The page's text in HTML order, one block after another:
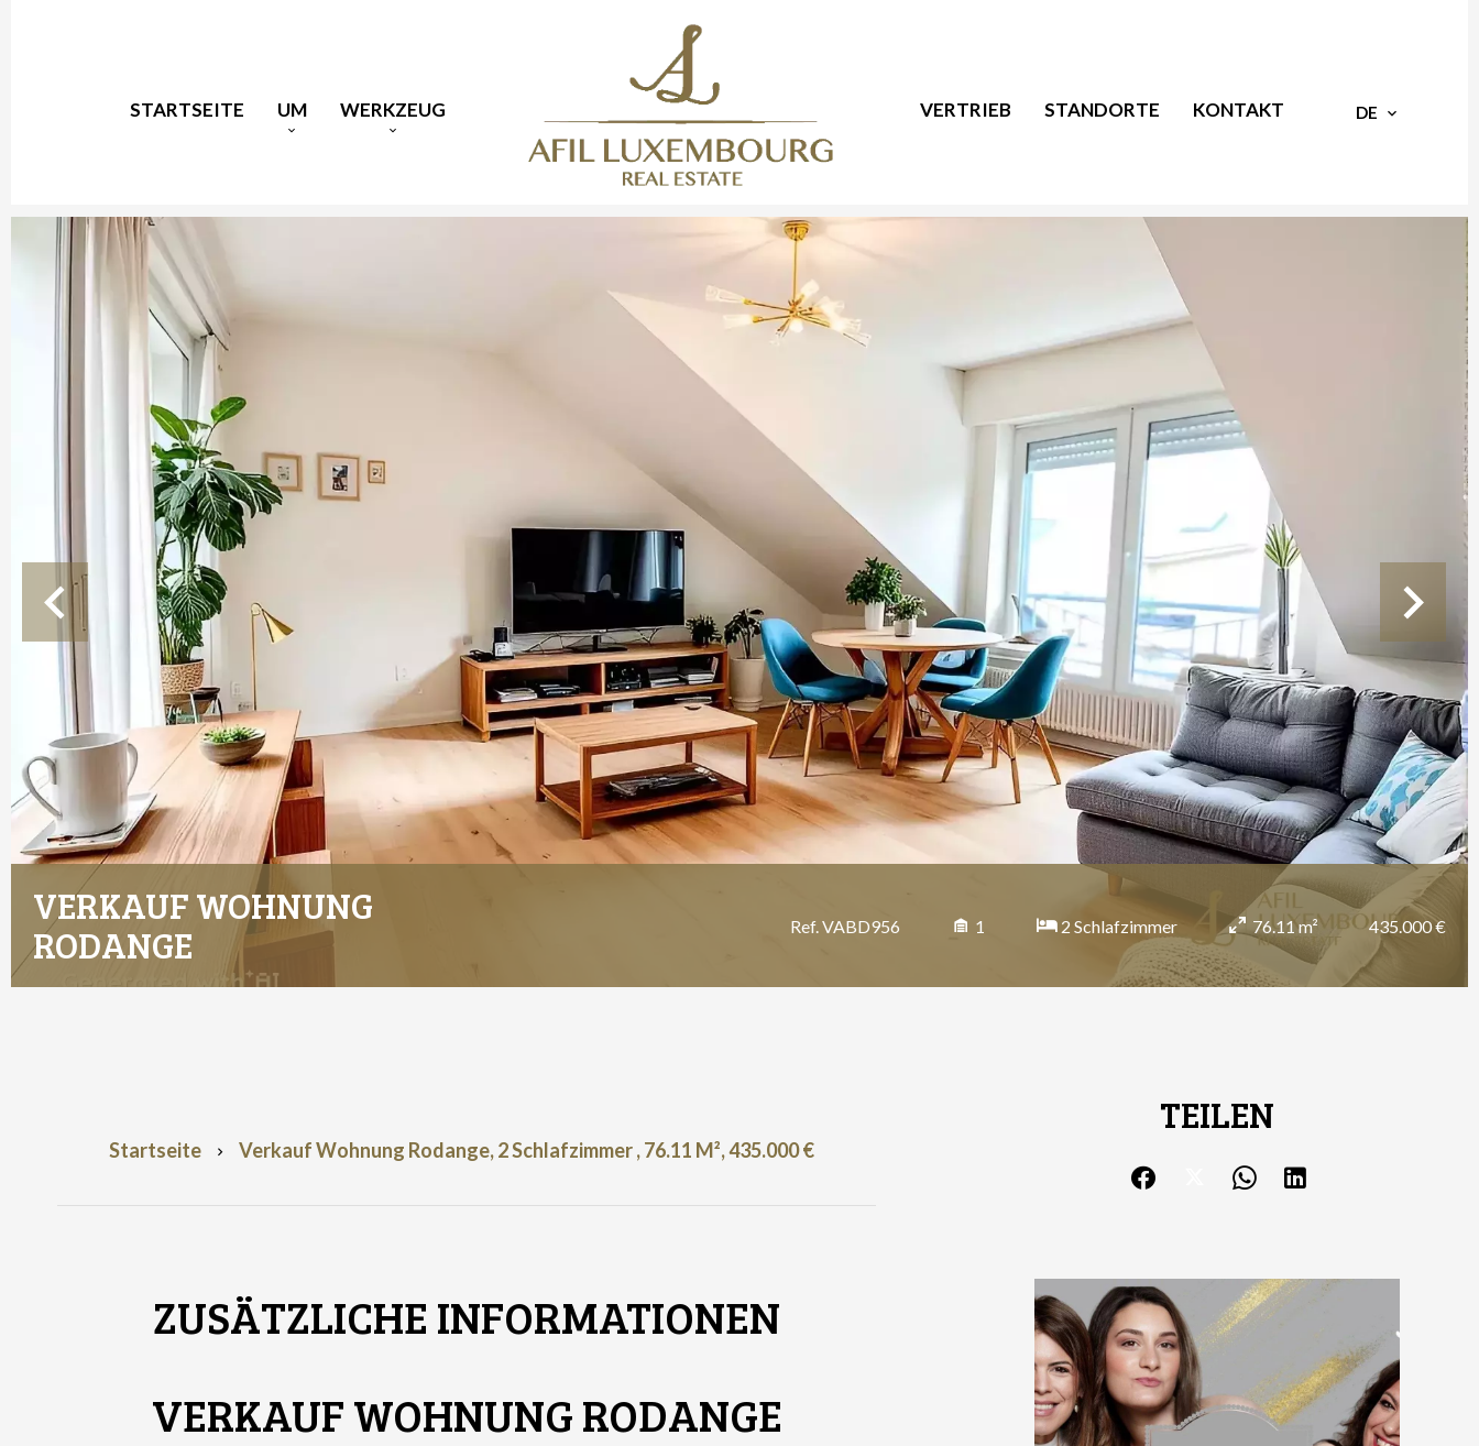
STARTSEITE UM WERKZEUG VERTRIEB STANDORTE KONTAKT DE
VERKAUF WOHNUNG
RODANGE
Ref. VABD956 1 2 Schlafzimmer 76.11 m² 435.000 €
Startseite Verkauf Wohnung Rodange, 2 Schlafzimmer , 76.11 M², 435.000 €
ZUSÄTZLICHE INFORMATIONEN
VERKAUF WOHNUNG RODANGE
TEILEN